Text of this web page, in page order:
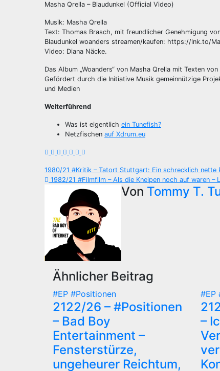
Masha Qrella – Blaudunkel (Official Video)
Musik: Masha Qrella
Text: Thomas Brasch, mit freundlicher Genehmigung
Blaudunkel woanders streamen/kaufen: https://lnk.to/
Video: Diana Näcke.
Das Album „Woanders“ von Masha Qrella mit Texten
Gefördert durch die Initiative Musik gemeinnützige
und Medien
Weiterführend
Was ist eigentlich ein Tunefish?
Netzfischen auf Xdrum.eu
Beitragsnavigation
1980/21 #Kritik – Tatort Stuttgart: Ein schrecklich nette
1982/21 #Filmfilm – Als die Kneipen noch auf waren –
Von Tommy T.
Ähnlicher Beitrag
#EP #Positionen
2122/26 – #Positionen
– Bad Boy
Entertainment –
Fensterstürze,
ungeheurer Reichtum,
#EP
–